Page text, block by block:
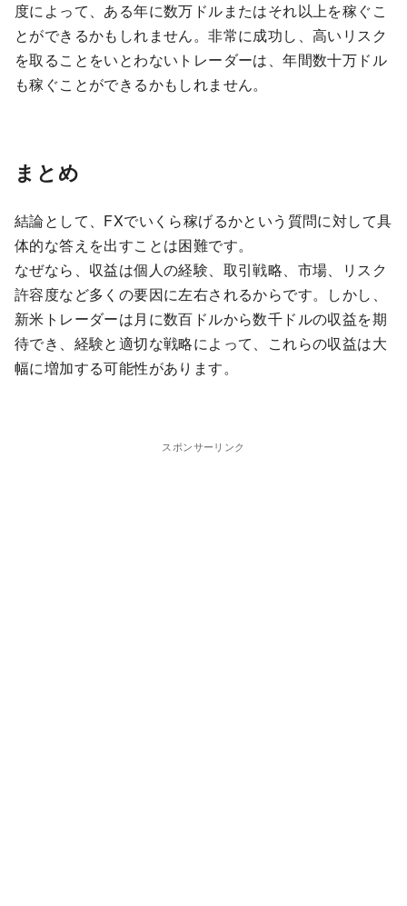
度によって、ある年に数万ドルまたはそれ以上を稼ぐこ
とができるかもしれません。非常に成功し、高いリスク
を取ることをいとわないトレーダーは、年間数十万ドル
も稼ぐことができるかもしれません。
まとめ
結論として、FXでいくら稼げるかという質問に対して具
体的な答えを出すことは困難です。
なぜなら、収益は個人の経験、取引戦略、市場、リスク
許容度など多くの要因に左右されるからです。しかし、
新米トレーダーは月に数百ドルから数千ドルの収益を期
待でき、経験と適切な戦略によって、これらの収益は大
幅に増加する可能性があります。
スポンサーリンク